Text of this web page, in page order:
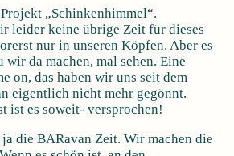
„Schinkenhimmel“.
leider keine übrige Zeit für dieses
nur in unseren Köpfen. Aber es
wir da machen, mal sehen. Eine
on, das haben wir uns seit dem
eigentlich nicht mehr gegönnt.
ist es soweit- versprochen!
die BARavan Zeit. Wir machen die